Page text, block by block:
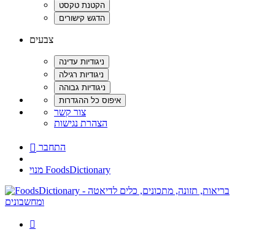
צבעים
צור קשר
הצהרת נגישות
 התחבר
מנוי FoodsDictionary
